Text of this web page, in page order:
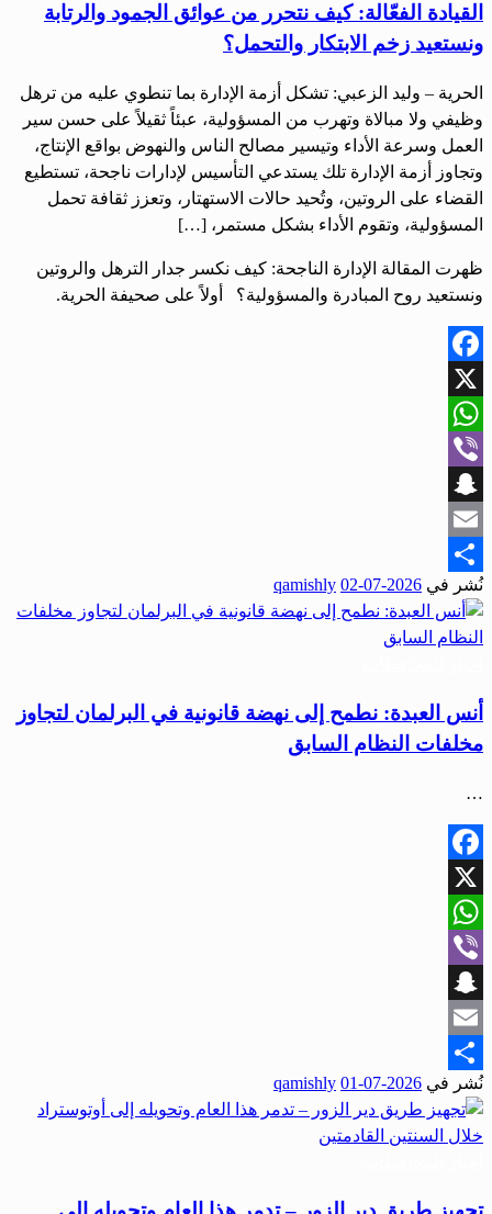
القيادة الفعّالة: كيف نتحرر من عوائق الجمود والرتابة
ونستعيد زخم الابتكار والتحمل؟
الحرية – وليد الزعبي: تشكل أزمة الإدارة بما تنطوي عليه من ترهل
وظيفي ولا مبالاة وتهرب من المسؤولية، عبئاً ثقيلاً على حسن سير
العمل وسرعة الأداء وتيسير مصالح الناس والنهوض بواقع الإنتاج،
وتجاوز أزمة الإدارة تلك يستدعي التأسيس لإدارات ناجحة، تستطيع
القضاء على الروتين، وتُحيد حالات الاستهتار، وتعزز ثقافة تحمل
المسؤولية، وتقوم الأداء بشكل مستمر، […]
ظهرت المقالة الإدارة الناجحة: كيف نكسر جدار الترهل والروتين
ونستعيد روح المبادرة والمسؤولية؟ أولاً على صحيفة الحرية.
Facebook
X
WhatsApp
Viber
Snapchat
Email
Share
نُشر في 2026-07-02
qamishly
أنس العبدة: نطمح إلى نهضة قانونية في البرلمان لتجاوز
مخلفات النظام السابق
…
Facebook
X
WhatsApp
Viber
Snapchat
Email
Share
نُشر في 2026-07-01
qamishly